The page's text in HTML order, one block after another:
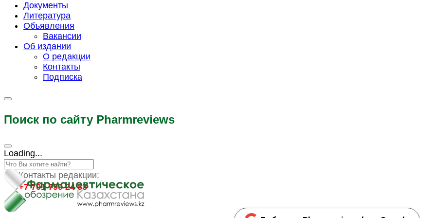
Документы
Литература
Объявления
Вакансии
Об издании
О редакции
Контакты
Подписка
Поиск по сайту Pharmreviews
Loading...
Контакты редакции:
+7 701 799 24 83